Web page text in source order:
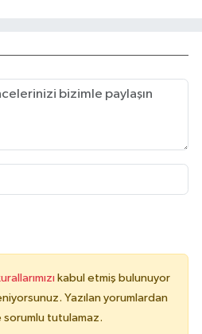
kabul etmiş bulunuyor
Yazılan yorumlardan
sorumlu tutulamaz.